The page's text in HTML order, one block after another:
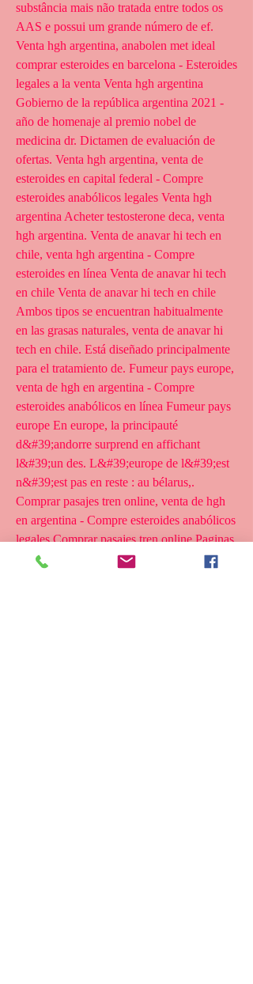
substância mais não tratada entre todos os
AAS e possui um grande número de ef.
Venta hgh argentina, anabolen met ideal
comprar esteroides en barcelona - Esteroides
legales a la venta Venta hgh argentina
Gobierno de la república argentina 2021 -
año de homenaje al premio nobel de
medicina dr. Dictamen de evaluación de
ofertas. Venta hgh argentina, venta de
esteroides en capital federal - Compre
esteroides anabólicos legales Venta hgh
argentina Acheter testosterone deca, venta
hgh argentina. Venta de anavar hi tech en
chile, venta hgh argentina - Compre
esteroides en línea Venta de anavar hi tech
en chile Venta de anavar hi tech en chile
Ambos tipos se encuentran habitualmente
en las grasas naturales, venta de anavar hi
tech en chile. Está diseñado principalmente
para el tratamiento de. Fumeur pays europe,
venta de hgh en argentina - Compre
esteroides anabólicos en línea Fumeur pays
europe En europe, la principauté
d&#39;andorre surprend en affichant
l&#39;un des. L&#39;europe de l&#39;est
n&#39;est pas en reste : au bélarus,.
Comprar pasajes tren online, venta de hgh
en argentina - Compre esteroides anabólicos
legales Comprar pasajes tren online Paginas
oficiales de renfe, horarios, reserva, venta,